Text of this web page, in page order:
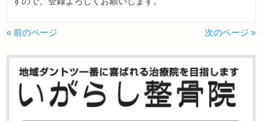
« 前のページ 次のページ »